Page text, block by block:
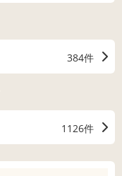
384件
1126件